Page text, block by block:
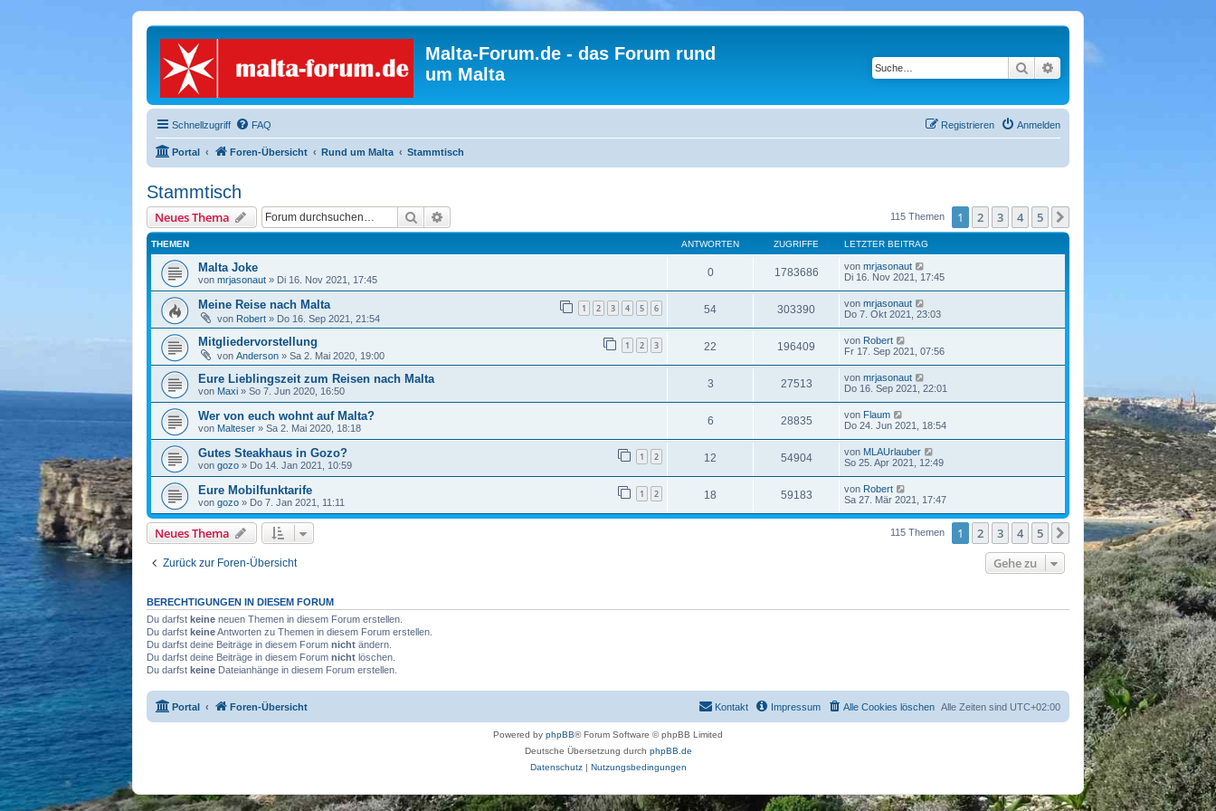
Malta-Forum.de - das Forum rund
um Malta
Suche Erweiterte Suche
Schnellzugriff FAQ Anmelden
Registrieren
Portal Foren-Übersicht Rund um Malta Stammtisch
Stammtisch
Neues Thema Suche 115 Themen 1 2 3 4 5
THEMEN ANTWORTEN ZUGRIFFE LETZTER BEITRAG
Malta Joke
von mrjasonaut » Di 16. Nov 2021, 17:45
0 1783686 von mrjasonaut
Di 16. Nov 2021, 17:45
Meine Reise nach Malta
von Robert » Do 16. Sep 2021, 21:54
1 2 3 4 5 6 54 303390 von mrjasonaut
Do 7. Okt 2021, 23:03
Mitgliedervorstellung
von Anderson » Sa 2. Mai 2020, 19:00
1 2 3 22 196409 von Robert
Fr 17. Sep 2021, 07:56
Eure Lieblingszeit zum Reisen nach Malta
von Maxi » So 7. Jun 2020, 16:50
3 27513 von mrjasonaut
Do 16. Sep 2021, 22:01
Wer von euch wohnt auf Malta?
von Malteser » Sa 2. Mai 2020, 18:18
6 28835 von Flaum
Do 24. Jun 2021, 18:54
Gutes Steakhaus in Gozo?
von gozo » Do 14. Jan 2021, 10:59
1 2 12 54904 von MLAUrlauber
So 25. Apr 2021, 12:49
Eure Mobilfunktarife
von gozo » Do 7. Jan 2021, 11:11
1 2 18 59183 von Robert
Sa 27. Mär 2021, 17:47
Neues Thema 115 Themen 1 2 3 4 5 Nächste
Zurück zur Foren-Übersicht Gehe zu
BERECHTIGUNGEN IN DIESEM FORUM
Du darfst keine neuen Themen in diesem Forum erstellen.
Du darfst keineAntworten zu Themen in diesem Forum erstellen.
Du darfst deine Beiträge in diesem Forum nicht ändern.
Du darfst deine Beiträge in diesem Forum nicht löschen.
Du darfst keine Dateianhänge in diesem Forum erstellen.
Portal Foren-Übersicht Alle Zeiten sind UTC+02:00
Alle Cookies löschen
Impressum
Kontakt
Powered by phpBB® Forum Software © phpBB Limited
Deutsche Übersetzung durch phpBB.de
Datenschutz| Nutzungsbedingungen